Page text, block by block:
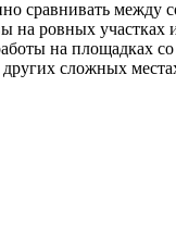
сравнивать между
на ровных участках
на площадках
сложных